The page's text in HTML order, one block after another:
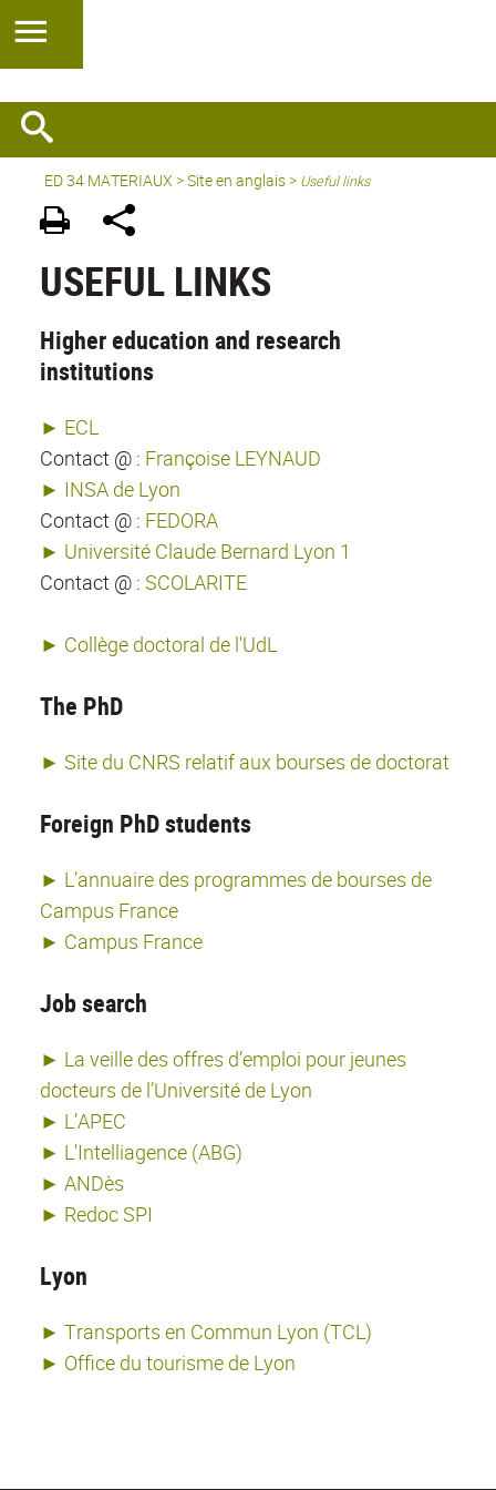
ED 34 MATERIAUX >Site en anglais> Useful links
USEFUL LINKS
Higher education and research
institutions
► ECL
Contact @ : Françoise LEYNAUD
► INSA de Lyon
Contact @ : FEDORA
► Université Claude Bernard Lyon 1
Contact @ : SCOLARITE
► Collège doctoral de l'UdL
The PhD
► Site du CNRS relatif aux bourses de doctorat
Foreign PhD students
► L’annuaire des programmes de bourses de
Campus France
► Campus France
Job search
► La veille des offres d’emploi pour jeunes
docteurs de l’Université de Lyon
► L’APEC
► L'Intelliagence (ABG)
► ANDès
► Redoc SPI
Lyon
► Transports en Commun Lyon (TCL)
► Office du tourisme de Lyon